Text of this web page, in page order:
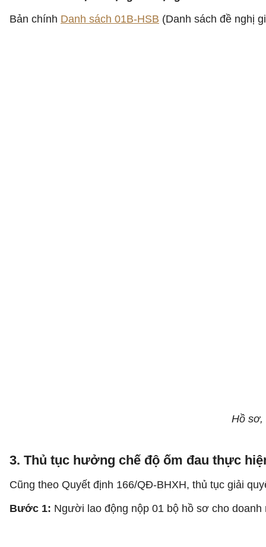
Bản chính Danh sách 01B-HSB (Danh sách đề nghị
Hồ sơ,
3. Thủ tục hưởng chế độ ốm đau thực
Cũng theo Quyết định 166/QĐ-BHXH, thủ tục giải
Bước 1: Người lao động nộp 01 bộ hồ sơ cho doanh